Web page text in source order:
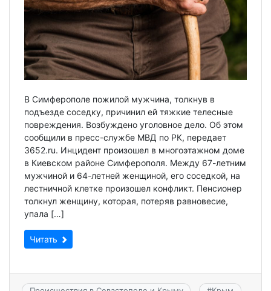
В Симферополе пожилой мужчина, толкнув в
подъезде соседку, причинил ей тяжкие телесные
повреждения. Возбуждено уголовное дело. Об этом
сообщили в пресс-службе МВД по РК, передает
3652.ru. Инцидент произошел в многоэтажном доме
в Киевском районе Симферополя. Между 67-летним
мужчиной и 64-летней женщиной, его соседкой, на
лестничной клетке произошел конфликт. Пенсионер
толкнул женщину, которая, потеряв равновесие,
упала […]
Читать